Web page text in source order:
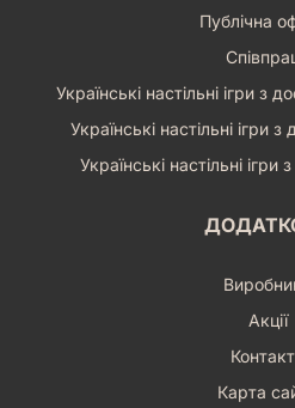
Публічна
Українські настільні ігри з
Українські настільні ігри
Українські настільні
Акції
Карта